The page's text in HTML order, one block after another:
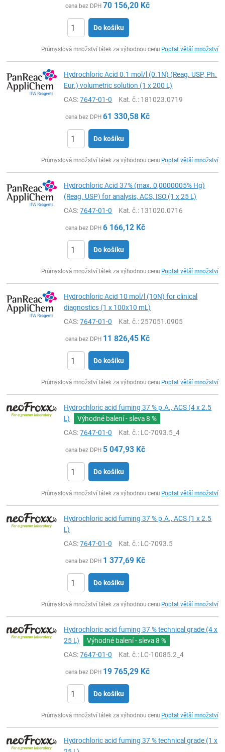
cena bez DPH 70 156,20 Kč
Do košíku
Průmyslová množství látek za výhodnou cenu Poptat větší množství
Hydrochloric Acid 0.1 mol/l (0.1N) (Reag. USP, Ph.
Eur.) volumetric solution (1 x 200 L)
CAS:7647-01-0 Kat. č.: 181023.0719
cena bez DPH 61 330,58 Kč
Do košíku
Průmyslová množství látek za výhodnou cenu Poptat větší množství
Hydrochloric Acid 37% (max. 0,0000005% Hg)
(Reag. USP) for analysis, ACS, ISO (1 x 25 L)
CAS:7647-01-0 Kat. č.: 131020.0716
cena bez DPH 6 166,12 Kč
Do košíku
Průmyslová množství látek za výhodnou cenu Poptat větší množství
Hydrochloric Acid 10 mol/l (10N) for clinical
diagnostics (1 x 100x10 mL)
CAS:7647-01-0 Kat. č.: 257051.0905
cena bez DPH 11 826,45 Kč
Do košíku
Průmyslová množství látek za výhodnou cenu Poptat větší množství
Hydrochloric acid fuming 37 % p.A., ACS (4 x 2.5
L)
Výhodné balení - sleva8 %
CAS:7647-01-0 Kat. č.: LC-7093.5_4
cena bez DPH 5 047,93 Kč
Do košíku
Průmyslová množství látek za výhodnou cenu Poptat větší množství
Hydrochloric acid fuming 37 % p.A., ACS (1 x 2.5
L)
CAS:7647-01-0 Kat. č.: LC-7093.5
cena bez DPH 1 377,69 Kč
Do košíku
Průmyslová množství látek za výhodnou cenu Poptat větší množství
Hydrochloric acid fuming 37 % technical grade (4 x
25 L)
Výhodné balení - sleva8 %
CAS:7647-01-0 Kat. č.: LC-10085.2_4
cena bez DPH 19 765,29 Kč
Do košíku
Průmyslová množství látek za výhodnou cenu Poptat větší množství
Hydrochloric acid fuming 37 % technical grade (1 x